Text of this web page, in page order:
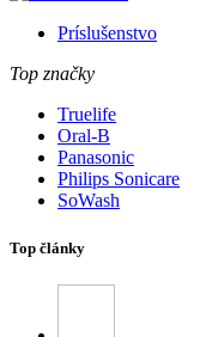
Príslušenstvo
Top značky
Truelife
Oral-B
Panasonic
Philips Sonicare
SoWash
Top články